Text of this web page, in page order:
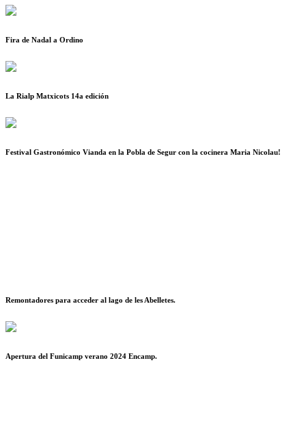
Fira de Nadal a Ordino
La Rialp Matxicots 14a edición
Festival Gastronómico Vianda en la Pobla de Segur con la cocinera Maria Nicolau!
Remontadores para acceder al lago de les Abelletes.
Apertura del Funicamp verano 2024 Encamp.